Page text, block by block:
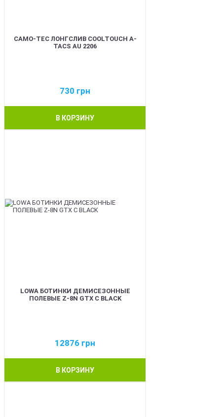
CAMO-TEC ЛОНГСЛИВ COOLTOUCH A-
TACS AU 2206
730 грн
В КОРЗИНУ
LOWA БОТИНКИ ДЕМИСЕЗОННЫЕ
ПОЛЕВЫЕ Z-8N GTX C BLACK
12876 грн
В КОРЗИНУ